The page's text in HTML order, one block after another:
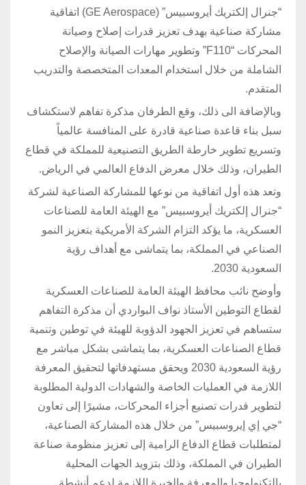
“جنرال إلكتريك أيروسبيس” (GE Aerospace) اتفاقية
مشاركة صناعية بهدف تعزيز قدرات إصلاح وصيانة
المحركات “F110” وتطوير مهارات الصيانة والإصلاح
الشاملة من خلال استخدام المعدات المتخصصة والتدريب
المتقدم.
وبالإضافة الى ذلك، وقع الطرفان مذكرة تفاهم لاستكشاف
سبل بناء قاعدة صناعية قادرة على المنافسة عالمياً
وتسريع تطوير خارطة الطريق التصنيعية للمملكة في قطاع
الطيران، وذلك خلال معرض الدفاع العالمي في الرياض.
وتعد هذه أول اتفاقية من نوعها للمشاركة الصناعية لشركة
“جنرال إلكتريك أيروسبيس” مع الهيئة العامة للصناعات
العسكرية، ما يؤكد التزام الشركة الأمريكية بتعزيز النمو
الصناعي في المملكة، بما يتماشى مع أهداف رؤية
السعودية 2030.
وأوضح نائب محافظ الهيئة العامة للصناعات العسكرية
لقطاع التوطين الأستاذ نواف البواردي أن مذكرة التفاهم
ستساهم في تعزيز الجهود الدؤوبة للهيئة في توطين وتنمية
قطاع الصناعات العسكرية، بما يتماشى بشكل مباشر مع
رؤية السعودية 2030 ويحقق مستهدفاتها لتحقيق المعرفة
اللازمة في العمليات الخاصة والشهادات الدولية المطلوبة
لتطوير قدرات تصنيع أجزاء المحركات، مشيرًا إلى تعاون
“جي إي إيروسبيس” من خلال هذه المشاركة الصناعية،
لمتطلبات قطاع الدفاع الرامية إلى تعزيز منظومة صناعة
الطيران في المملكة، وذلك بتزويد الجهات المحلية